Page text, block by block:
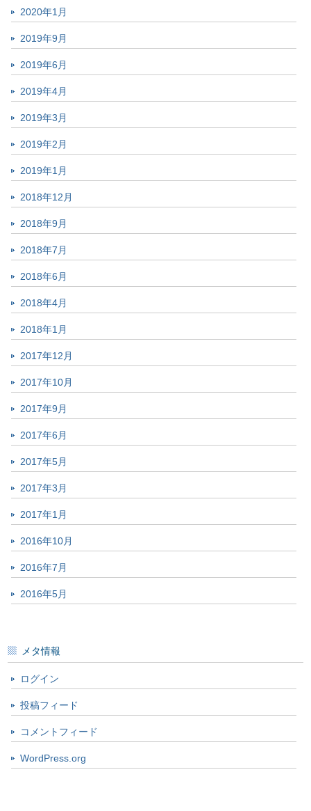
2020年1月
2019年9月
2019年6月
2019年4月
2019年3月
2019年2月
2019年1月
2018年12月
2018年9月
2018年7月
2018年6月
2018年4月
2018年1月
2017年12月
2017年10月
2017年9月
2017年6月
2017年5月
2017年3月
2017年1月
2016年10月
2016年7月
2016年5月
メタ情報
ログイン
投稿フィード
コメントフィード
WordPress.org